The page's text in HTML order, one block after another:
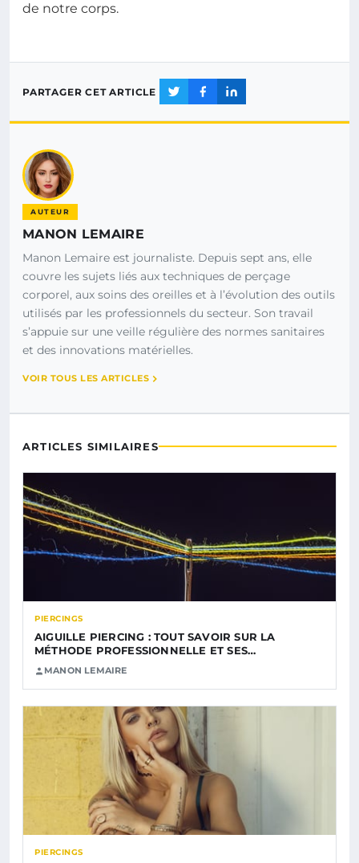
de notre corps.
PARTAGER CET ARTICLE
AUTEUR
MANON LEMAIRE
Manon Lemaire est journaliste. Depuis sept ans, elle
couvre les sujets liés aux techniques de perçage
corporel, aux soins des oreilles et à l’évolution des outils
utilisés par les professionnels du secteur. Son travail
s’appuie sur une veille régulière des normes sanitaires
et des innovations matérielles.
VOIR TOUS LES ARTICLES
ARTICLES SIMILAIRES
PIERCINGS
AIGUILLE PIERCING : TOUT SAVOIR SUR LA
MÉTHODE PROFESSIONNELLE ET SES…
MANON LEMAIRE
PIERCINGS